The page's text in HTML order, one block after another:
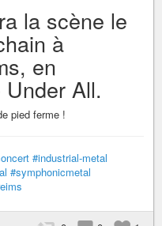
la scène le
à
en
All.
pied ferme !
#industrial-metal
#symphonicmetal